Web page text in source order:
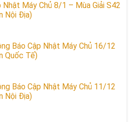
Nhật Máy Chủ 8/1 – Mùa Giải S42
Nội Địa)
Báo Cập Nhật Máy Chủ 16/12
Quốc Tế)
Báo Cập Nhật Máy Chủ 11/12
Nội Địa)